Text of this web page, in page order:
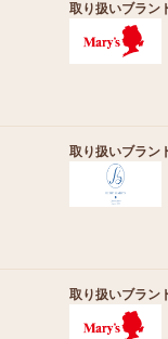
取り扱いブラン
取り扱いブラン
取り扱いブラン